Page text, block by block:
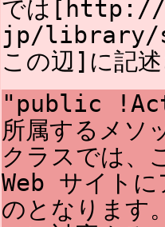
では[http://
jp/library/
この辺]に記
"public
所属するメ
クラスでは、
Web サイト
のとなりま